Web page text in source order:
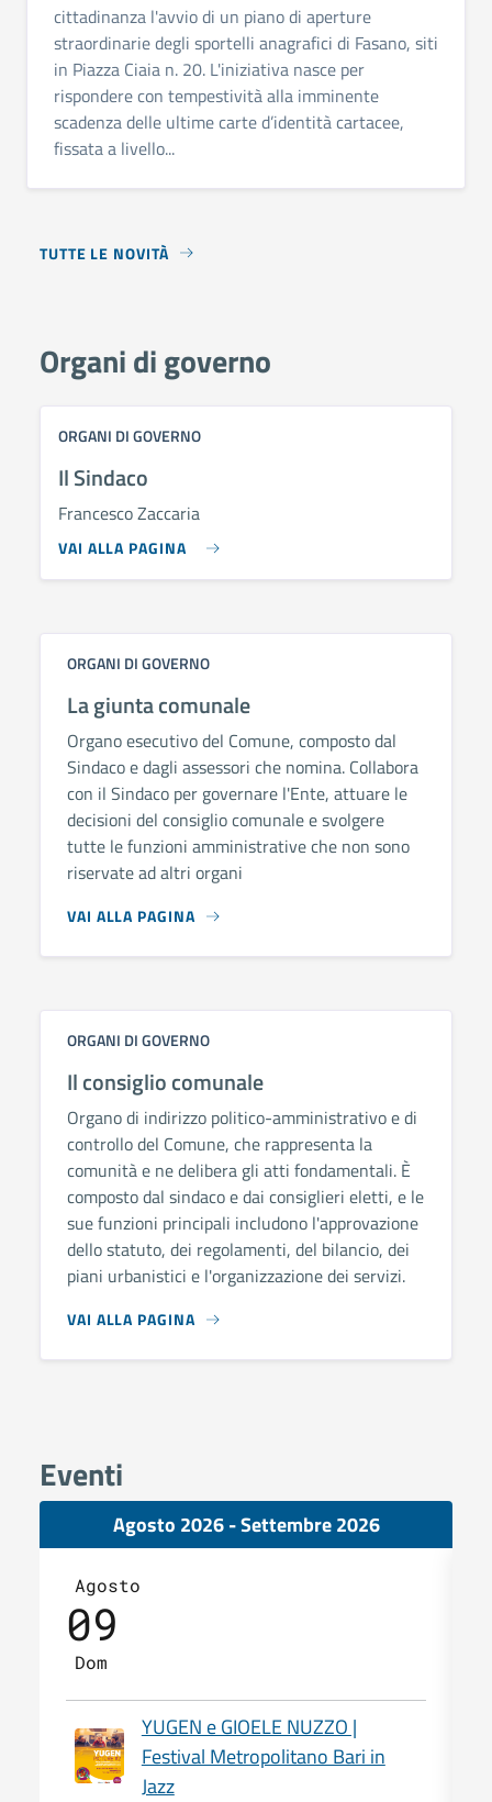
cittadinanza l'avvio di un piano di aperture
straordinarie degli sportelli anagrafici di Fasano, siti
in Piazza Ciaia n. 20. L'iniziativa nasce per
rispondere con tempestività alla imminente
scadenza delle ultime carte d’identità cartacee,
fissata a livello...
TUTTE LE NOVITÀ
Organi di governo
ORGANI DI GOVERNO
Il Sindaco
Francesco Zaccaria
VAI ALLA PAGINA
ORGANI DI GOVERNO
La giunta comunale
Organo esecutivo del Comune, composto dal
Sindaco e dagli assessori che nomina. Collabora
con il Sindaco per governare l'Ente, attuare le
decisioni del consiglio comunale e svolgere
tutte le funzioni amministrative che non sono
riservate ad altri organi
VAI ALLA PAGINA
ORGANI DI GOVERNO
Il consiglio comunale
Organo di indirizzo politico-amministrativo e di
controllo del Comune, che rappresenta la
comunità e ne delibera gli atti fondamentali. È
composto dal sindaco e dai consiglieri eletti, e le
sue funzioni principali includono l'approvazione
dello statuto, dei regolamenti, del bilancio, dei
piani urbanistici e l'organizzazione dei servizi.
VAI ALLA PAGINA
Eventi
Agosto 2026 - Settembre 2026
Agosto
09
Dom
YUGEN e GIOELE NUZZO |
Festival Metropolitano Bari in
Jazz